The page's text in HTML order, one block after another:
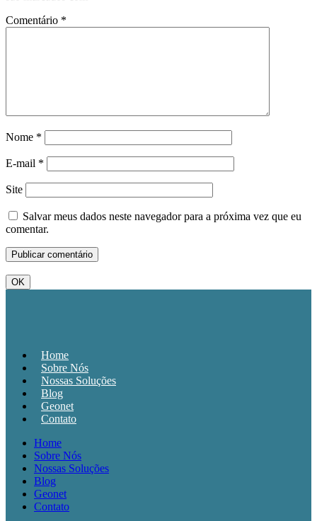
Comentário *
Nome *
E-mail *
Site
Salvar meus dados neste navegador para a próxima vez que eu
comentar.
OK
Home
Sobre Nós
Nossas Soluções
Blog
Geonet
Contato
Home
Sobre Nós
Nossas Soluções
Blog
Geonet
Contato